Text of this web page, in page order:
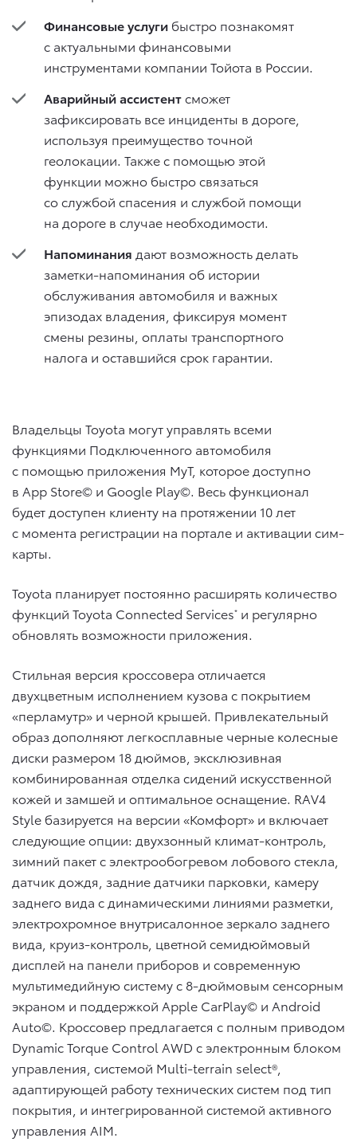
Финансовые услуги быстро познакомят
с актуальными финансовыми
инструментами компании Тойота в России.
Аварийный ассистентсможет
зафиксировать все инциденты в дороге,
используя преимущество точной
геолокации. Также с помощью этой
функции можно быстро связаться
со службой спасения и службой помощи
на дороге в случае необходимости.
Напоминания дают возможность делать
заметки-напоминания об истории
обслуживания автомобиля и важных
эпизодах владения, фиксируя момент
смены резины, оплаты транспортного
налога и оставшийся срок гарантии.
Владельцы Toyota могут управлять всеми
функциями Подключенного автомобиля
с помощью приложения MyT, которое доступно
в App Store© и Google Play©. Весь функционал
будет доступен клиенту на протяжении 10 лет
с момента регистрации на портале и активации сим-
карты.
Toyota планирует постоянно расширять количество
функций Toyota Connected Services* и регулярно
обновлять возможности приложения.
Стильная версия кроссовера отличается
двухцветным исполнением кузова с покрытием
«перламутр» и черной крышей. Привлекательный
образ дополняют легкосплавные черные колесные
диски размером 18 дюймов, эксклюзивная
комбинированная отделка сидений искусственной
кожей и замшей и оптимальное оснащение. RAV4
Style базируется на версии «Комфорт» и включает
следующие опции: двухзонный климат-контроль,
зимний пакет с электрообогревом лобового стекла,
датчик дождя, задние датчики парковки, камеру
заднего вида с динамическими линиями разметки,
электрохромное внутрисалонное зеркало заднего
вида, круиз-контроль, цветной семидюймовый
дисплей на панели приборов и современную
мультимедийную систему с 8-дюймовым сенсорным
экраном и поддержкой Apple CarPlay© и Android
Auto©. Кроссовер предлагается с полным приводом
Dynamic Torque Control AWD с электронным блоком
управления, системой Multi-terrain select®,
адаптирующей работу технических систем под тип
покрытия, и интегрированной системой активного
управления AIM.